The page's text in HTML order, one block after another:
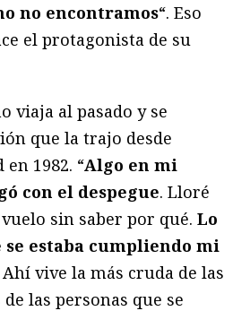
no encontramos“. Eso
el protagonista de su
viaja al pasado y se
que la trajo desde
1982. “Algo en mi
con el despegue. Lloré
sin saber por qué. Lo
estaba cumpliendo mi
Ahí vive la más cruda de las
las personas que se